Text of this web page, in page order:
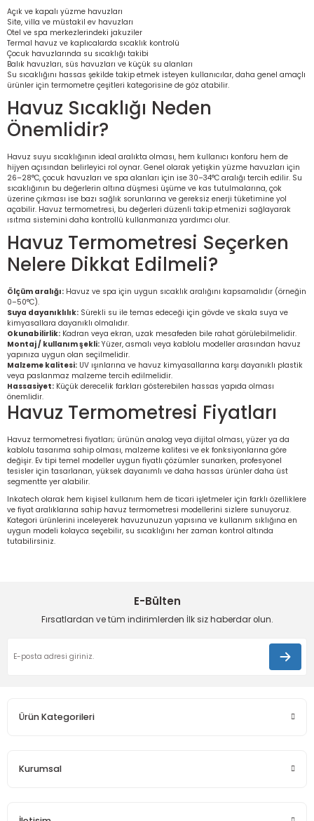
Açık ve kapalı yüzme havuzları
Site, villa ve müstakil ev havuzları
Otel ve spa merkezlerindeki jakuziler
Termal havuz ve kaplıcalarda sıcaklık kontrolü
Çocuk havuzlarında su sıcaklığı takibi
Balık havuzları, süs havuzları ve küçük su alanları
Su sıcaklığını hassas şekilde takip etmek isteyen kullanıcılar, daha genel amaçlı
ürünler için termometre çeşitleri kategorisine de göz atabilir.
Havuz Sıcaklığı Neden
Önemlidir?
Havuz suyu sıcaklığının ideal aralıkta olması, hem kullanıcı konforu hem de
hijyen açısından belirleyici rol oynar. Genel olarak yetişkin yüzme havuzları için
26–28°C, çocuk havuzları ve spa alanları için ise 30–34°C aralığı tercih edilir. Su
sıcaklığının bu değerlerin altına düşmesi üşüme ve kas tutulmalarına, çok
üzerine çıkması ise bazı sağlık sorunlarına ve gereksiz enerji tüketimine yol
açabilir. Havuz termometresi, bu değerleri düzenli takip etmenizi sağlayarak
ısıtma sistemini daha kontrollü kullanmanıza yardımcı olur.
Havuz Termometresi Seçerken
Nelere Dikkat Edilmeli?
Ölçüm aralığı: Havuz ve spa için uygun sıcaklık aralığını kapsamalıdır (örneğin
0–50°C).
Suya dayanıklılık: Sürekli su ile temas edeceği için gövde ve skala suya ve
kimyasallara dayanıklı olmalıdır.
Okunabilirlik: Kadran veya ekran, uzak mesafeden bile rahat görülebilmelidir.
Montaj / kullanım şekli: Yüzer, asmalı veya kablolu modeller arasından havuz
yapınıza uygun olan seçilmelidir.
Malzeme kalitesi: UV ışınlarına ve havuz kimyasallarına karşı dayanıklı plastik
veya paslanmaz malzeme tercih edilmelidir.
Hassasiyet: Küçük derecelik farkları gösterebilen hassas yapıda olması
önemlidir.
Havuz Termometresi Fiyatları
Havuz termometresi fiyatları; ürünün analog veya dijital olması, yüzer ya da
kablolu tasarıma sahip olması, malzeme kalitesi ve ek fonksiyonlarına göre
değişir. Ev tipi temel modeller uygun fiyatlı çözümler sunarken, profesyonel
tesisler için tasarlanan, yüksek dayanımlı ve daha hassas ürünler daha üst
segmentte yer alabilir.
Inkatech olarak hem kişisel kullanım hem de ticari işletmeler için farklı özelliklere
ve fiyat aralıklarına sahip havuz termometresi modellerini sizlere sunuyoruz.
Kategori ürünlerini inceleyerek havuzunuzun yapısına ve kullanım sıklığına en
uygun modeli kolayca seçebilir, su sıcaklığını her zaman kontrol altında
tutabilirsiniz.
E-Bülten
Fırsatlardan ve tüm indirimlerden İlk siz haberdar olun.
Ürün Kategorileri
Kurumsal